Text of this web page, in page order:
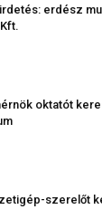
erdész
oktatót
szerelőt